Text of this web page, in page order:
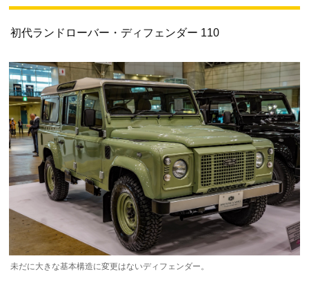
初代ランドローバー・ディフェンダー 110
未だに大きな基本構造に変更はないディフェンダー。